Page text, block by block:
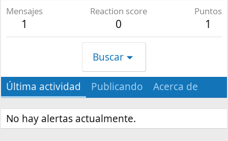
Mensajes
1
Reaction score
0
Puntos
1
Buscar
Última actividad Publicando Acerca de
No hay alertas actualmente.